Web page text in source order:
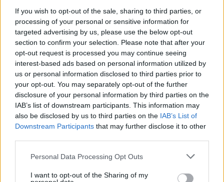
If you wish to opt-out of the sale, sharing to third parties, or
processing of your personal or sensitive information for
targeted advertising by us, please use the below opt-out
section to confirm your selection. Please note that after your
opt-out request is processed you may continue seeing
interest-based ads based on personal information utilized by
us or personal information disclosed to third parties prior to
your opt-out. You may separately opt-out of the further
disclosure of your personal information by third parties on the
IAB’s list of downstream participants. This information may
also be disclosed by us to third parties on the IAB’s List of
Downstream Participants that may further disclose it to other
Please note that this website/app uses one or more Google
not limited to your visit or usage behaviour. You may click to
Personal Data Processing Opt Outs
I want to opt-out of the Sharing of my
Az Ezüstcipővel
Emlékszem, azon a nyáron mindenki azt
hitte, megvan az első magyar aranycipős
labdarúgó. Európában mindenhol
befejeződött az idény már, egy országot
kivéve: Romániát. A borzalmas pusztítással
járó bukaresti földrengés miatt hetekig